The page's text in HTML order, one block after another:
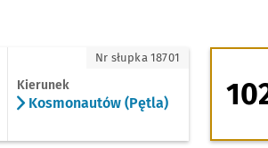
(Pętla)
Kierunek
Kosmonautów (Pętla)
Nr słupka 18701 102 -